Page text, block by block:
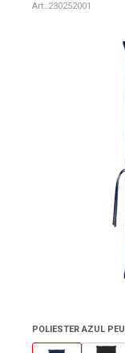
230252001
POLIESTER AZUL PEU